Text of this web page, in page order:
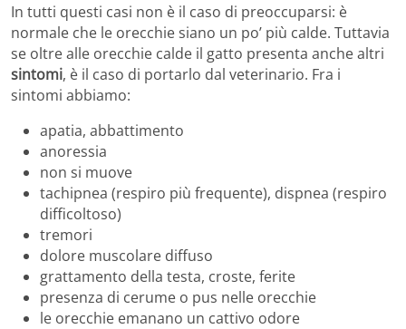
In tutti questi casi non è il caso di preoccuparsi: è
normale che le orecchie siano un po’ più calde. Tuttavia
se oltre alle orecchie calde il gatto presenta anche altri
sintomi, è il caso di portarlo dal veterinario. Fra i
sintomi abbiamo:
apatia, abbattimento
anoressia
non si muove
tachipnea (respiro più frequente), dispnea (respiro
difficoltoso)
tremori
dolore muscolare diffuso
grattamento della testa, croste, ferite
presenza di cerume o pus nelle orecchie
le orecchie emanano un cattivo odore